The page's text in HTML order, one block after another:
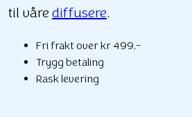
til våre diffusere.
Fri frakt over kr 499,-
Trygg betaling
Rask levering